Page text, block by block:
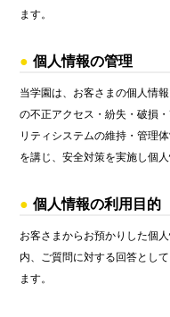
ます。
個人情報の管理
当学園は、お客さまの個人情
の不正アクセス・紛失・破損
リティシステムの維持・管理
を講じ、安全対策を実施し個
個人情報の利用目的
お客さまからお預かりした個
内、ご質問に対する回答とし
ます。